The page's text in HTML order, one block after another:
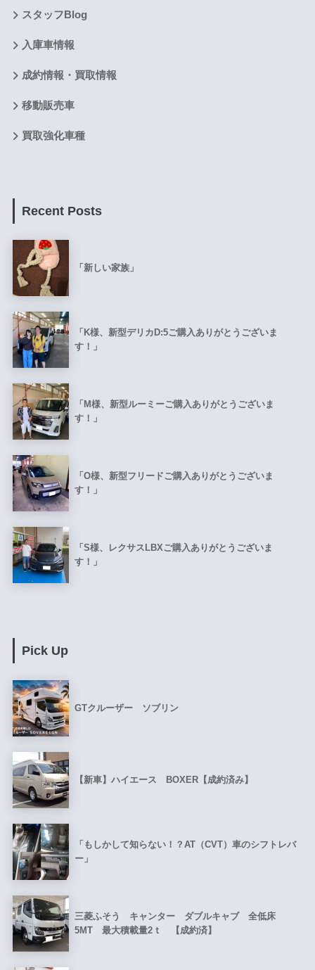
スタッフBlog
入庫車情報
成約情報・買取情報
移動販売車
買取強化車種
Recent Posts
「新しい家族」
「K様、新型デリカD:5ご購入ありがとうございま
す！」
「M様、新型ルーミーご購入ありがとうございま
す！」
「O様、新型フリードご購入ありがとうございま
す！」
「S様、レクサスLBXご購入ありがとうございま
す！」
Pick Up
GTクルーザー ソブリン
【新車】ハイエース BOXER【成約済み】
「もしかして知らない！？AT（CVT）車のシフトレバ
ー」
三菱ふそう キャンター ダブルキャブ 全低床
5MT 最大積載量2ｔ 【成約済】